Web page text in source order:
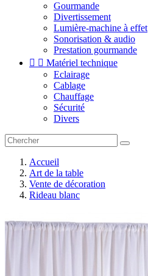
Gourmande
Divertissement
Lumière-machine à effet
Sonorisation & audio
Prestation gourmande
  Matériel technique
Eclairage
Cablage
Chauffage
Sécurité
Divers
Accueil
Art de la table
Vente de décoration
Rideau blanc